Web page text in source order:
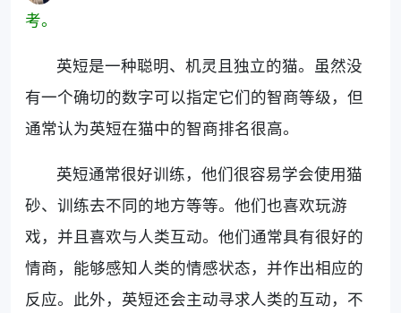
考。
英短是一种聪明、机灵且独立的猫。虽然没
有一个确切的数字可以指定它们的智商等级，但
通常认为英短在猫中的智商排名很高。
英短通常很好训练，他们很容易学会使用猫
砂、训练去不同的地方等等。他们也喜欢玩游
戏，并且喜欢与人类互动。他们通常具有很好的
情商，能够感知人类的情感状态，并作出相应的
反应。此外，英短还会主动寻求人类的互动，不